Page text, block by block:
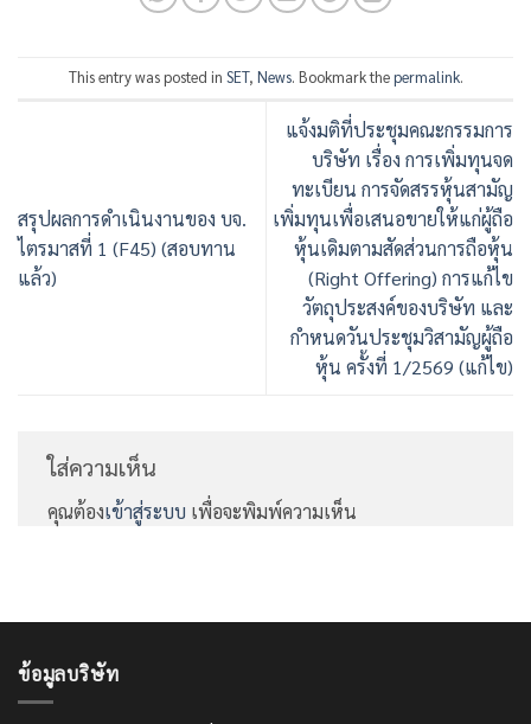
This entry was posted in SET, News. Bookmark thepermalink.
สรุปผลการดำเนินงานของ บจ.
ไตรมาสที่ 1 (F45) (สอบทาน
แล้ว)
แจ้งมติที่ประชุมคณะกรรมการ
บริษัท เรื่อง การเพิ่มทุนจด
ทะเบียน การจัดสรรหุ้นสามัญ
เพิ่มทุนเพื่อเสนอขายให้แก่ผู้ถือ
หุ้นเดิมตามสัดส่วนการถือหุ้น
(Right Offering) การแก้ไข
วัตถุประสงค์ของบริษัท และ
กำหนดวันประชุมวิสามัญผู้ถือ
หุ้น ครั้งที่ 1/2569 (แก้ไข)
ใส่ความเห็น
คุณต้องเข้าสู่ระบบ เพื่อจะพิมพ์ความเห็น
ข้อมูลบริษัท